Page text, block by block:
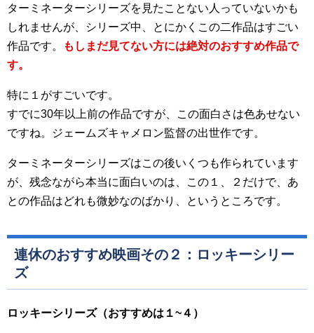
ターミネーターシリーズを見たことない人っていないかも
しれませんが、シリーズ中、とにかくこの二作品はすごい
作品です。
もしまだ見てない方には絶対のおすすめ作品で
す。
特に１がすごいです。
すでに30年以上前の作品ですが、この面白さは色あせない
ですね。ジェームズキャメロン監督の出世作です。
ターミネーターシリーズはこの後いくつも作られています
が、残念ながら本当に面白いのは、この１、２だけで、あ
との作品はどれも微妙なのばかり、というところです。
連休のおすすめ映画その２：ロッキーシリー
ズ
ロッキーシリーズ（おすすめは１~４）